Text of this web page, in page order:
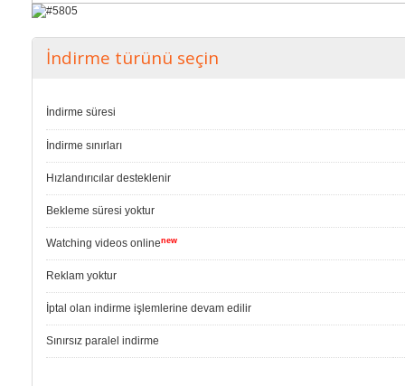
İndirme türünü seçin
İndirme süresi
İndirme sınırları
Hızlandırıcılar desteklenir
Bekleme süresi yoktur
Watching videos onlinenew
Reklam yoktur
İptal olan indirme işlemlerine devam edilir
Sınırsız paralel indirme